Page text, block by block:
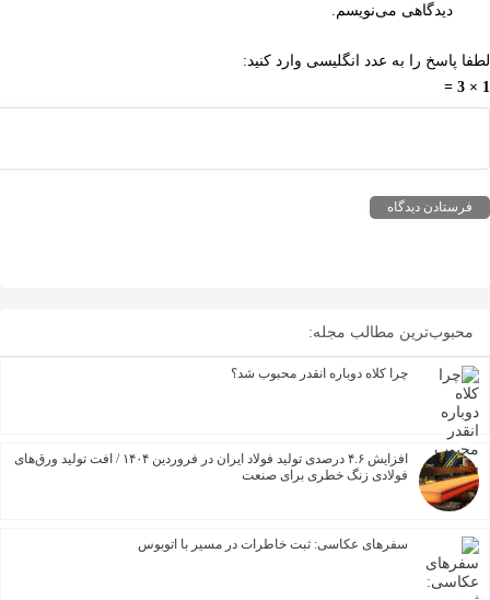
دیدگاهی می‌نویسم.
را به عدد انگلیسی وارد کنید:
مطالب مجله:
چرا کلاه دوباره انقدر محبوب شد؟
افزایش ۴.۶ درصدی تولید فولاد ایران در فروردین ۱۴۰۴ / افت تولید ورق‌های
فولادی زنگ خطری برای صنعت
سفرهای عکاسی: ثبت خاطرات در مسیر با اتوبوس